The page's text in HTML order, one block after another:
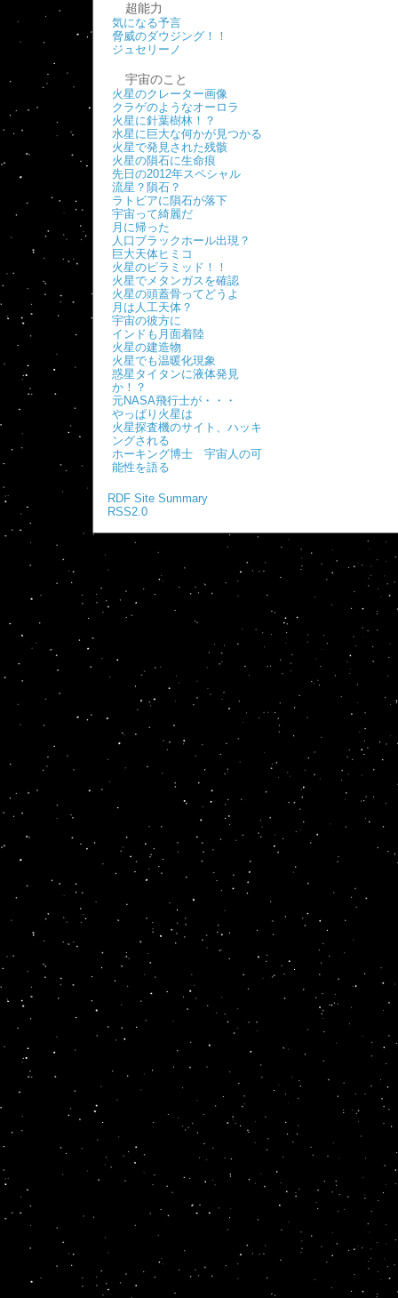
超能力
気になる予言
脅威のダウジング！！
ジュセリーノ
宇宙のこと
火星のクレーター画像
クラゲのようなオーロラ
火星に針葉樹林！？
水星に巨大な何かが見つかる
火星で発見された残骸
火星の隕石に生命痕
先日の2012年スペシャル
流星？隕石？
ラトビアに隕石が落下
宇宙って綺麗だ
月に帰った
人口ブラックホール出現？
巨大天体ヒミコ
火星のピラミッド！！
火星でメタンガスを確認
火星の頭蓋骨ってどうよ
月は人工天体？
宇宙の彼方に
インドも月面着陸
火星の建造物
火星でも温暖化現象
惑星タイタンに液体発見
か！？
元NASA飛行士が・・・
やっぱり火星は
火星探査機のサイト、ハッキ
ングされる
ホーキング博士 宇宙人の可
能性を語る
RDF Site Summary
RSS2.0